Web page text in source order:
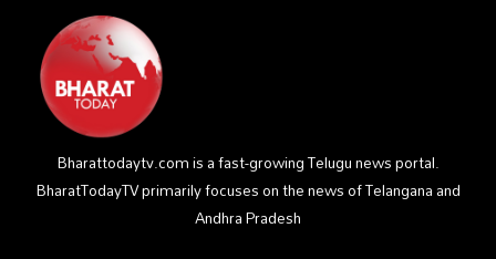
Bharattodaytv.com is a fast-growing Telugu news portal.
BharatTodayTV primarily focuses on the news of Telangana and
Andhra Pradesh